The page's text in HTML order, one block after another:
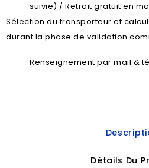
suivie) / Retrait gratuit en
Sélection du transporteur et
durant la phase de validation
Renseignement par mail &
Détails Du